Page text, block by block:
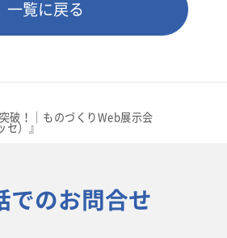
破！｜ものづくりWeb展示会
セ）』
一覧に戻る
でのお問合せ